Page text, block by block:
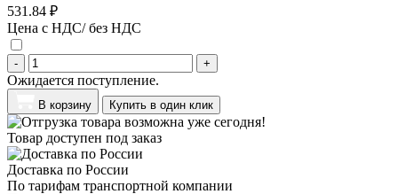
531.84 ₽
Цена с НДС/ без НДС
- +
Ожидается поступление.
В корзину Купить в один клик
Товар доступен под заказ
Доставка по России
По тарифам транспортной компании